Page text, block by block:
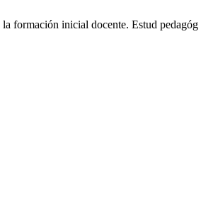
formación inicial docente. Estud